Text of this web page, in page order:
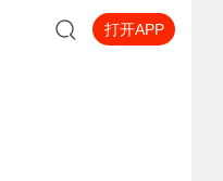
打开APP